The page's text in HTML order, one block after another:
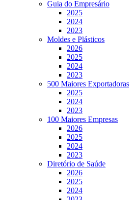
Guia do Empresário
2025
2024
2023
Moldes e Plásticos
2026
2025
2024
2023
500 Maiores Exportadoras
2025
2024
2023
100 Maiores Empresas
2026
2025
2024
2023
Diretório de Saúde
2026
2025
2024